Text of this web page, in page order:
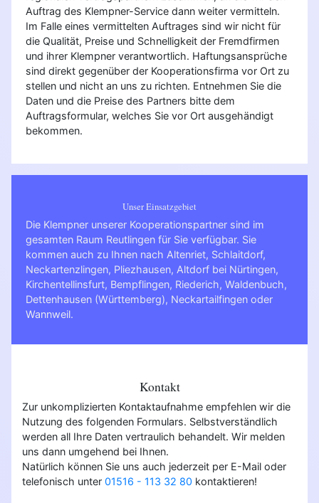
Auftrag des Klempner-Service dann weiter vermitteln.
Im Falle eines vermittelten Auftrages sind wir nicht für
die Qualität, Preise und Schnelligkeit der Fremdfirmen
und ihrer Klempner verantwortlich. Haftungsansprüche
sind direkt gegenüber der Kooperationsfirma vor Ort zu
stellen und nicht an uns zu richten. Entnehmen Sie die
Daten und die Preise des Partners bitte dem
Auftragsformular, welches Sie vor Ort ausgehändigt
bekommen.
Unser Einsatzgebiet
Die Klempner unserer Kooperationspartner sind im
gesamten Raum Reutlingen für Sie verfügbar. Sie
kommen auch zu Ihnen nach Altenriet, Schlaitdorf,
Neckartenzlingen, Pliezhausen, Altdorf bei Nürtingen,
Kirchentellinsfurt, Bempflingen, Riederich, Waldenbuch,
Dettenhausen (Württemberg), Neckartailfingen oder
Wannweil.
Kontakt
Zur unkomplizierten Kontaktaufnahme empfehlen wir die
Nutzung des folgenden Formulars. Selbstverständlich
werden all Ihre Daten vertraulich behandelt. Wir melden
uns dann umgehend bei Ihnen.
Natürlich können Sie uns auch jederzeit per E-Mail oder
telefonisch unter 01516 - 113 32 80 kontaktieren!